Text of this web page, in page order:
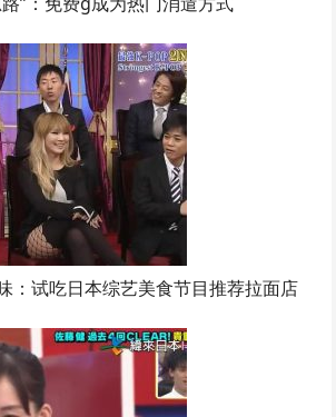
：试吃日本综艺美食节目推荐拉面店